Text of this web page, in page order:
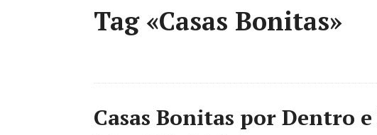
Tag «Casas Bonitas»
Casas Bonitas por Dentro